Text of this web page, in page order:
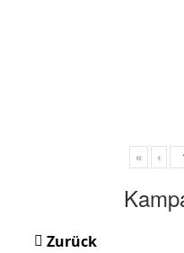
« ‹
Zurück